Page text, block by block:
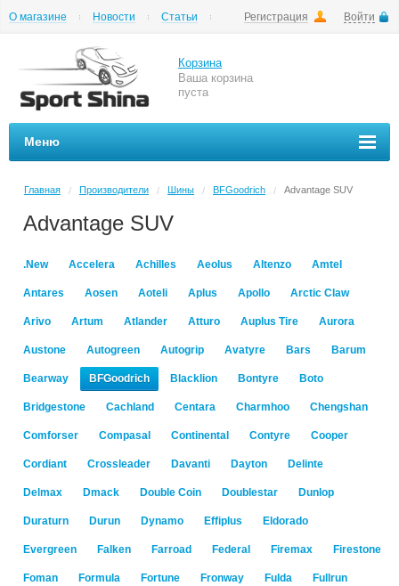
Регистрация Войти
О магазине Новости
Статьи
Корзина
Ваша корзина
пуста
Меню
Главная / Производители / Шины / BFGoodrich / Advantage SUV
Advantage SUV
.New Accelera Achilles Aeolus Altenzo Amtel
Antares Aosen Aoteli Aplus Apollo Arctic Claw
Arivo Artum Atlander Atturo Auplus Tire Aurora
Austone Autogreen Autogrip Avatyre Bars Barum
Bearway BFGoodrich Blacklion Bontyre Boto
Bridgestone Cachland Centara Charmhoo Chengshan
Comforser Compasal Continental Contyre Cooper
Cordiant Crossleader Davanti Dayton Delinte
Delmax Dmack Double Coin Doublestar Dunlop
Duraturn Durun Dynamo Effiplus Eldorado
Evergreen Falken Farroad Federal Firemax Firestone
Foman Formula Fortune Fronway Fulda Fullrun